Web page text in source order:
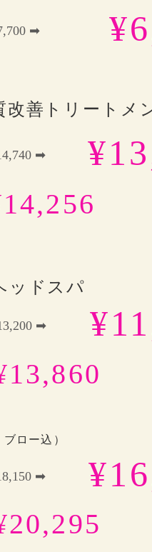
➡︎
善トリートメ
➡︎
ッドスパ
➡︎
ロー込）
➡︎